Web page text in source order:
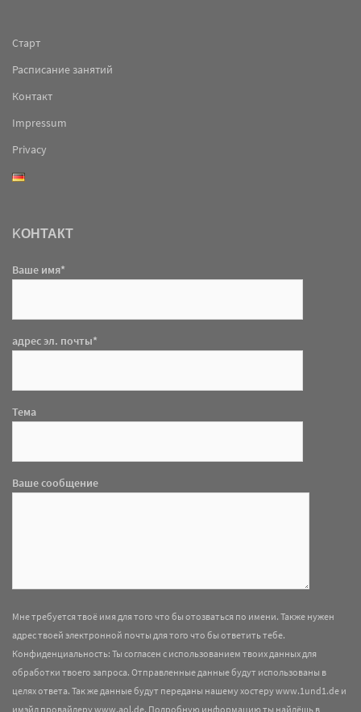
Старт
Расписание занятий
Контакт
Impressum
Privacy
KОНТАКТ
Ваше имя*
адрес эл. почты*
Тема
Ваше сообщение
Мне требуется твоё имя для того что бы отозваться по имени. Также нужен
адрес твоей электронной почты для того что бы ответить тебе.
Конфиденциальность: Ты согласен с использованием твоих данных для
обработки твоего запроса. Отправленные данные будут использованы в
целях ответа. Так же данные будут переданы нашему хостеру www.1und1.de и
имэйл провайдеру www.aol.de. Подробную информацию ты найдёшь в